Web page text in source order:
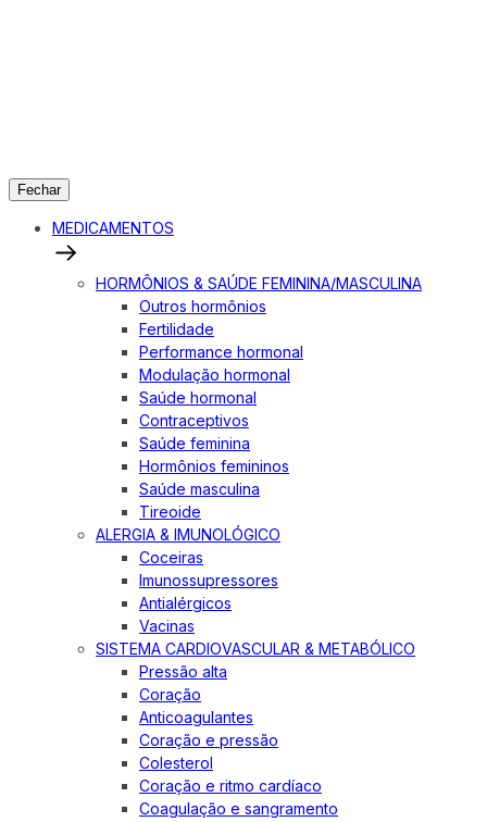
Fechar
MEDICAMENTOS
HORMÔNIOS & SAÚDE FEMININA/MASCULINA
Outros hormônios
Fertilidade
Performance hormonal
Modulação hormonal
Saúde hormonal
Contraceptivos
Saúde feminina
Hormônios femininos
Saúde masculina
Tireoide
ALERGIA & IMUNOLÓGICO
Coceiras
Imunossupressores
Antialérgicos
Vacinas
SISTEMA CARDIOVASCULAR & METABÓLICO
Pressão alta
Coração
Anticoagulantes
Coração e pressão
Colesterol
Coração e ritmo cardíaco
Coagulação e sangramento